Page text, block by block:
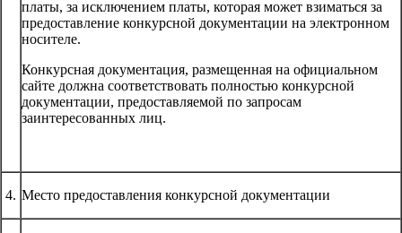
платы, за исключением платы, которая может взиматься за
предоставление конкурсной документации на электронном
носителе.
Конкурсная документация, размещенная на официальном
сайте должна соответствовать полностью конкурсной
документации, предоставляемой по запросам
заинтересованных лиц.
4. Место предоставления конкурсной документации